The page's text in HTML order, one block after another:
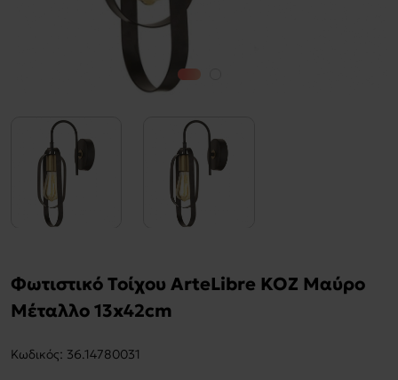
Φωτιστικό Τοίχου ArteLibre KOZ Μαύρο
Μέταλλο 13x42cm
Kωδικός: 36.14780031